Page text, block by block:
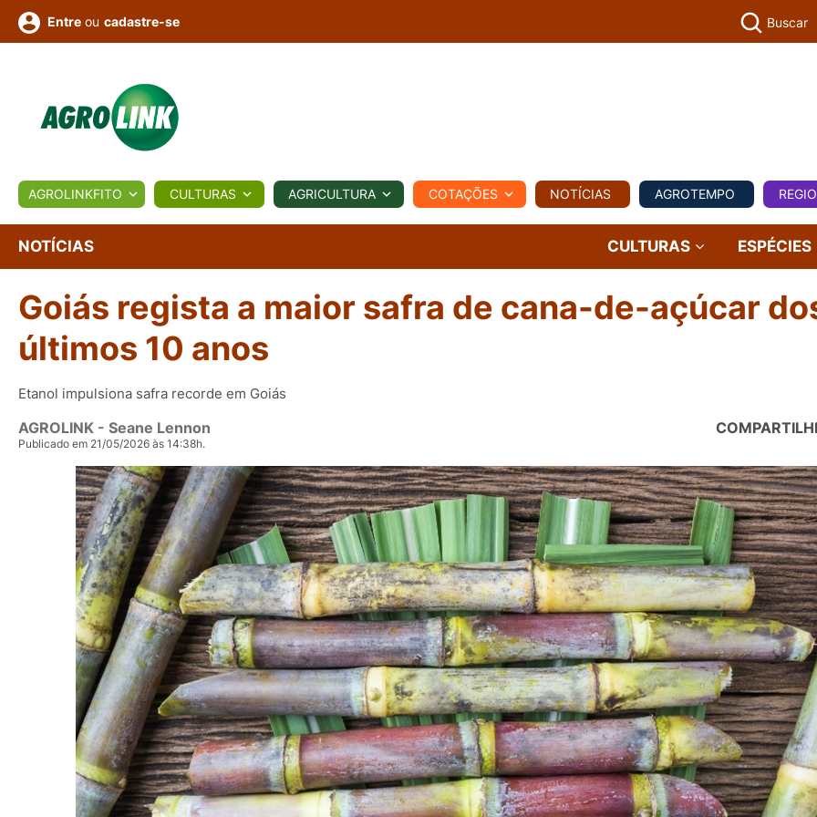
BIOLÓGICOS COTAÇÕES NOTÍCIAS AGROTEMPO REGIONAL COMERCIAL AGROVIAGENS
Conversor Colunistas Eventos
e
Vídeos
Entre ou cadastre-se Buscar
AGROLINKFITO CULTURAS AGRICULTURA COTAÇÕES NOTÍCIAS AGROTEMPO
NOTÍCIAS CULTURAS ESPÉCIES
Goiás regista a maior safra de cana-de-açúcar
últimos 10 anos
Etanol impulsiona safra recorde em Goiás
AGROLINK - Seane Lennon
Publicado em 21/05/2026 às 14:38h.